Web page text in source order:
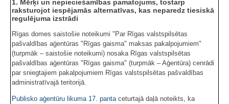
1. Mērķi un nepieciešamības pamatojums, tostarp
raksturojot iespējamās alternatīvas, kas neparedz tiesiskā
regulējuma izstrādi
Rīgas domes saistošie noteikumi "Par Rīgas valstspilsētas
pašvaldības aģentūras "Rīgas gaisma" maksas pakalpojumiem"
(turpmāk – saistošie noteikumi) nosaka Rīgas valstspilsētas
pašvaldības aģentūras "Rīgas gaisma" (turpmāk – Aģentūra) cenrādi
par sniegtajiem pakalpojumiem Rīgas valstspilsētas pašvaldības
administratīvajā teritorijā.
Publisko aģentūru likuma 17. pantaceturtajā daļā noteikts, ka